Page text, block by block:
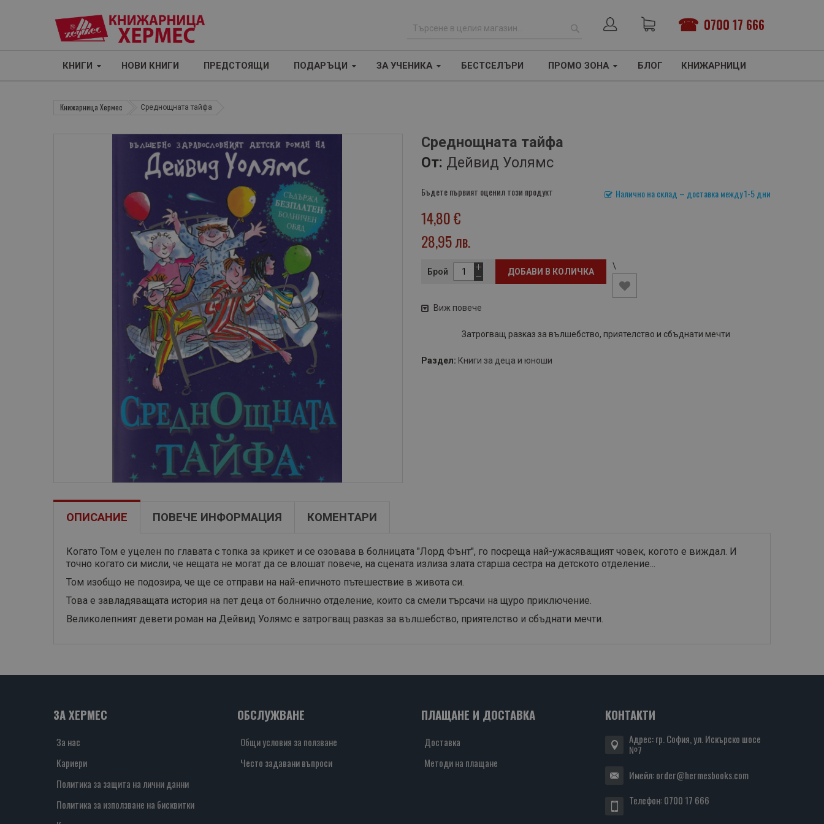
0700 17 666
р
ТЪРСЕНЕ
КНИГИ НОВИ КНИГИ ПРЕДСТОЯЩИ ПОДАРЪЦИ ЗА УЧЕНИКА БЕСТСЕЛЪРИ ПРОМО ЗОНА БЛОГ КНИЖАРНИЦИ
Книжарница Хермес Среднощната тайфа
Среднощната тайфа
От: Дейвид Уолямс
Налично на склад – доставка между 1-5 дни
Бъдете първият оценил този продукт
14,80 €
28,95 лв.
Брой ДОБАВИ В КОЛИЧКА
\
Виж повече
Затрогващ разказ за вълшебство, приятелство и сбъднати мечти
Раздел: Книги за деца и юноши
ОПИСАНИЕ ПОВЕЧЕ ИНФОРМАЦИЯ КОМЕНТАРИ
Когато Том е уцелен по главата с топка за крикет и се озовава в болницата "Лорд Фънт", го посреща най-ужасяващият човек, когото е виждал. И
точно когато си мисли, че нещата не могат да се влошат повече, на сцената излиза злата старша сестра на детското отделение...
Том изобщо не подозира, че ще се отправи на най-епичното пътешествие в живота си.
Това е завладяващата история на пет деца от болнично отделение, които са смели търсачи на щуро приключение.
Великолепният девети роман на Дейвид Уолямс е затрогващ разказ за вълшебство, приятелство и сбъднати мечти.
ЗА ХЕРМЕС
За нас
Кариери
Политика за защита на лични данни
Политика за използване на бисквитки
ОБСЛУЖВАНЕ
Общи условия за ползване
Често задавани въпроси
ПЛАЩАНЕ И ДОСТАВКА
Доставка
Методи на плащане
КОНТАКТИ
Адрес: гр. София, ул. Искърско шосе
№7
Имейл:order@hermesbooks.com
Телефон:0700 17 666